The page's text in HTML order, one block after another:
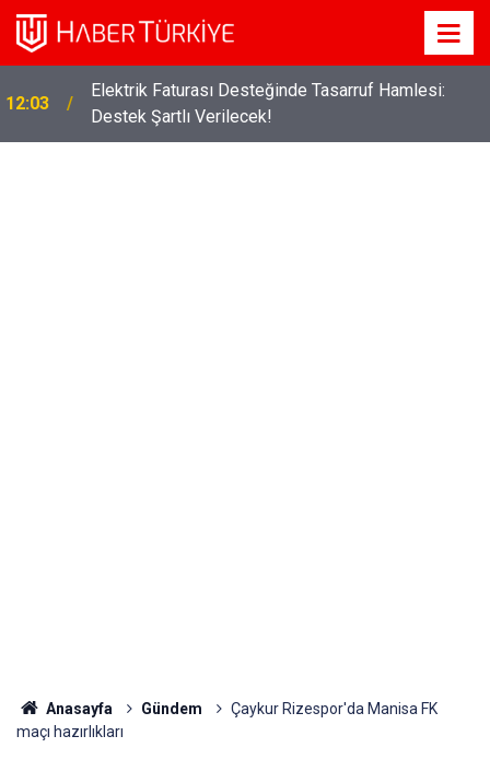
12:03
Elektrik Faturası Desteğinde Tasarruf Hamlesi:
Destek Şartlı Verilecek!
Anasayfa Gündem
Çaykur Rizespor'da Manisa FK
maçı hazırlıkları